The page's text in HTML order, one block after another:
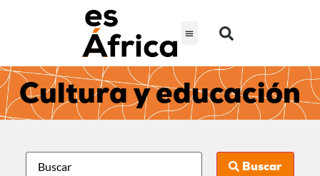
Cultura y educación
Buscar